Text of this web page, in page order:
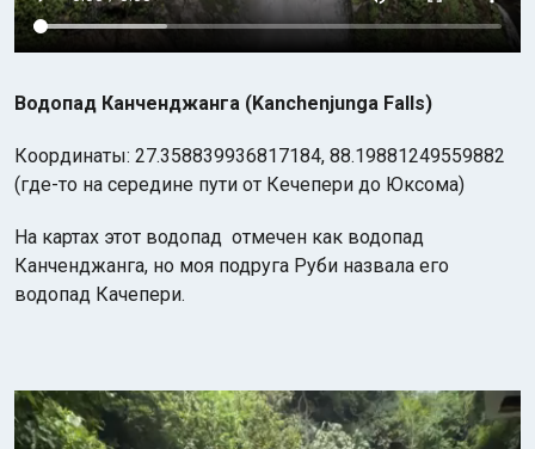
Водопад Канченджанга (Kanchenjunga Falls)
Координаты: 27.358839936817184, 88.19881249559882
(где-то на середине пути от Кечепери до Юксома)
На картах этот водопад отмечен как водопад
Канченджанга, но моя подруга Руби назвала его
водопад Качепери.